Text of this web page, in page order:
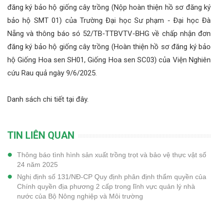
đăng ký bảo hộ giống cây trồng (Nộp hoàn thiện hồ sơ đăng ký
bảo hộ SMT 01) của Trường Đại học Sư phạm - Đại học Đà
Nẵng và thông báo só 52/TB-TTBVTV-BHG về chấp nhận đơn
đăng ký bảo hộ giống cây trồng (Hoàn thiện hồ sơ đăng ký bảo
hộ Giống Hoa sen SH01, Giống Hoa sen SC03) của Viện Nghiên
cứu Rau quả ngày 9/6/2025.
Danh sách chi tiết tại đây.
TIN LIÊN QUAN
Thông báo tình hình sản xuất trồng trọt và bảo vệ thực vật số
24 năm 2025
Nghị định số 131/NĐ-CP Quy định phân định thẩm quyền của
Chính quyền địa phương 2 cấp trong lĩnh vực quản lý nhà
nước của Bộ Nông nghiệp và Môi trường